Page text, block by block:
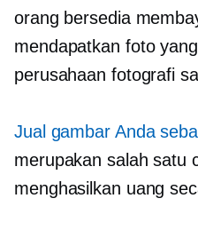
orang bersedia
mendapatkan foto
perusahaan fotografi
Jual gambar Anda
merupakan salah satu
menghasilkan uang